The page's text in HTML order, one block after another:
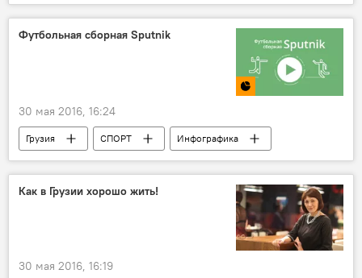
Футбольная сборная Sputnik
30 мая 2016, 16:24
Грузия СПОРТ
Инфографика
Россия
Мультимедиа
Как в Грузии хорошо жить!
30 мая 2016, 16:19